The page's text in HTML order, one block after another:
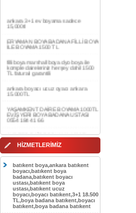
ERYAMAN BOYA BADANA FİLLİ BOYA
İLE BOYAMA 1500 TL
filli boya marshall boya dyo boya ile
komple daireleriniz herşey dahil 1500
ankara boyacı ucuz oyacı ankara
15.000TL
YAŞAMKENT DAİRE BOYAMA 1000TL
EV,İŞYERİ BOYA BADANA USTASI
AKDERE DAİRE BOYAMA 1000TL
EV,İŞYERİ BOYA BADANA USTASI
CEBECİ DAİRE BOYAMA 1000TL
0554 184 41 66
HASKÖY DAİRE BOYAMA 1000TL
EV,İŞYERİ BOYA BADANA USTASI
0554 184 41 66
GÖLBAŞI DAİRE BOYAMA 1000TL
EV,İŞYERİ BOYA BADANA USTASI
0554 184 41 66
HİZMETLERİMİZ
batıkent boya,ankara batıkent
boyacı,batıkent boya
badana,batıkent boyacı
ustası,batıkent boya
ustası,batıkent ucuz
boyacı,boyacı batıkent,3+1 18.500
TL,boya badana batıkent,boyacı
batıkent,boya badana batıkent